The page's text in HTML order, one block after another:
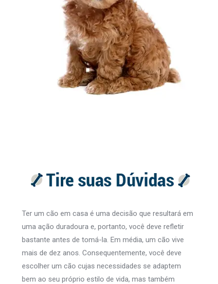
Ter um cão em casa é uma decisão que resultará em
uma ação duradoura e, portanto, você deve refletir
bastante antes de tomá-la. Em média, um cão vive
mais de dez anos. Consequentemente, você deve
escolher um cão cujas necessidades se adaptem
bem ao seu próprio estilo de vida, mas também